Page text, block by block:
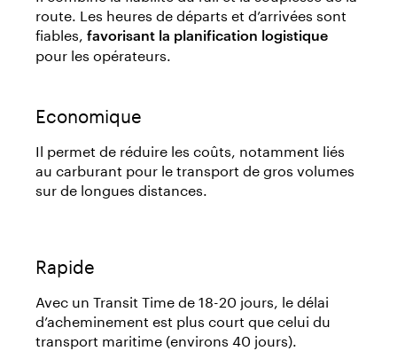
route. Les heures de départs et d’arrivées sont
fiables, favorisant la planification logistique
pour les opérateurs.
Economique
Il permet de réduire les coûts, notamment liés
au carburant pour le transport de gros volumes
sur de longues distances.
Rapide
Avec un Transit Time de 18-20 jours, le délai
d’acheminement est plus court que celui du
transport maritime (environs 40 jours).